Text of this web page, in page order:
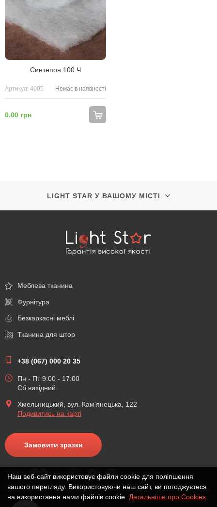
Синтепон 100 Ч
Артикул: 4005 Немає в наявності
0.00 грн
LIGHT STAR У ВАШОМУ МІСТІ
Меблева тканина
Фурнітура
Безкаркасні меблі
Тканина для штор
+38 (067) 000 20 35
Пн - Пт 9:00 - 17:00
Сб вихідний
Хмельницький, вул. Кам'янецька, 122
Подивитись на карті
Замовити зразки
Наш веб-сайт використовує файли cookie для поліпшення
вашого перегляду. Використовуючи наш сайт, ви погоджуєтеся
на використання нами файлів cookie. Детальніше про Cookies